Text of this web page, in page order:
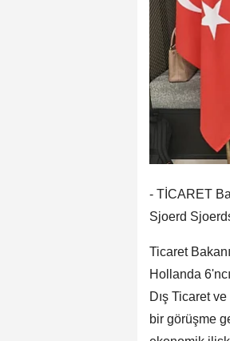
- TİCARET
Sjoerd
Ticaret
Hollanda
Dış Ticaret
bir görüşme